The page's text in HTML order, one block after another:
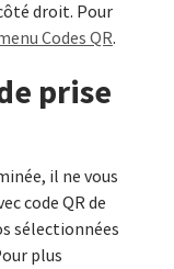
droit. Pour
Codes QR.
prise
il ne vous
code QR de
sélectionnées
plus